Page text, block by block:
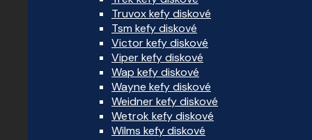
Truvox kefy diskové
Tsm kefy diskové
Victor kefy diskové
Viper kefy diskové
Wap kefy diskové
Wayne kefy diskové
Weidner kefy diskové
Wetrok kefy diskové
Wilms kefy diskové